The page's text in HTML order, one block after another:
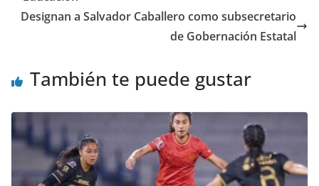
Designan a Salvador Caballero como subsecretario
de Gobernación Estatal
También te puede gustar